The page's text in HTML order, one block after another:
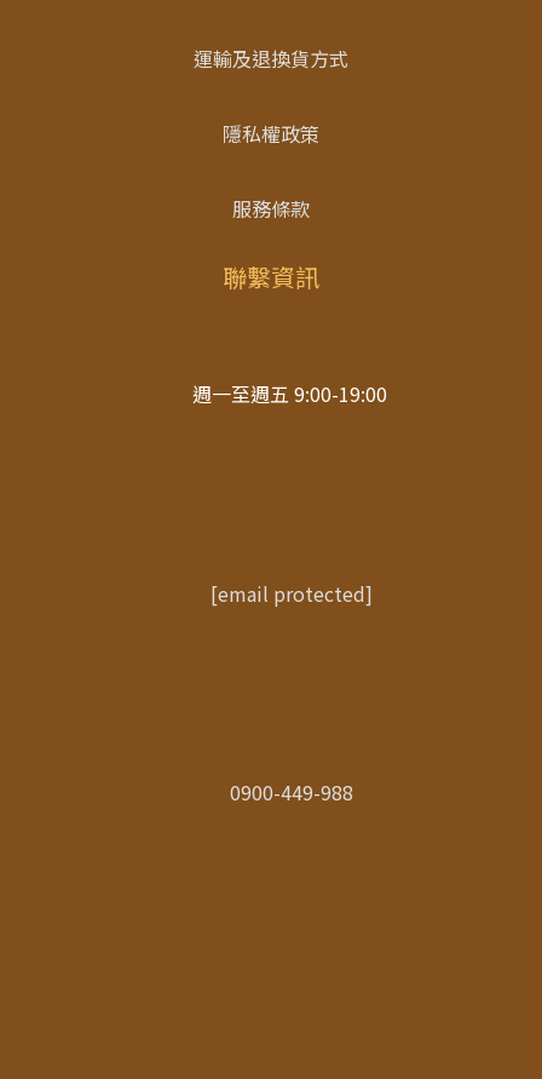
運輸及退換貨方式
隱私權政策
服務條款
聯繫資訊
週一至週五 9:00-19:00
[email protected]
0900-449-988